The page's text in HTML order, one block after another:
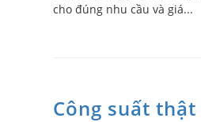
cho đúng nhu cầu và giá...
Công suất